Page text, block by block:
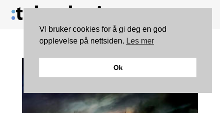
VI bruker cookies for å gi deg en god
opplevelse på nettsiden. Les mer
Ok